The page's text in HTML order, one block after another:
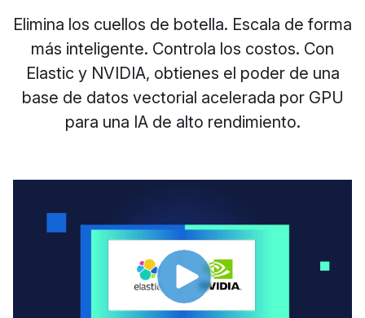
Elimina los cuellos de botella. Escala de forma
más inteligente. Controla los costos. Con
Elastic y NVIDIA, obtienes el poder de una
base de datos vectorial acelerada por GPU
para una IA de alto rendimiento.